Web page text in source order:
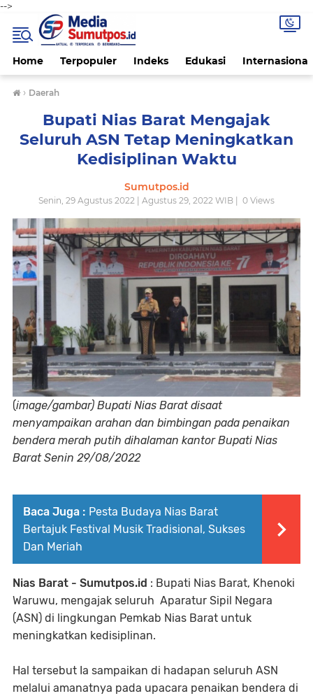
-->
Home Terpopuler Indeks Edukasi Internasional
› Daerah
Bupati Nias Barat Mengajak
Seluruh ASN Tetap Meningkatkan
Kedisiplinan Waktu
Sumutpos.id
Senin, 29 Agustus 2022 | Agustus 29, 2022 WIB | 0 Views
(image/gambar) Bupati Nias Barat disaat
menyampaikan arahan dan bimbingan pada penaikan
bendera merah putih dihalaman kantor Bupati Nias
Barat Senin 29/08/2022
Baca Juga : Pesta Budaya Nias Barat
Bertajuk Festival Musik Tradisional, Sukses
Dan Meriah
Nias Barat - Sumutpos.id : Bupati Nias Barat, Khenoki
Waruwu, mengajak seluruh Aparatur Sipil Negara
(ASN) di lingkungan Pemkab Nias Barat untuk
meningkatkan kedisiplinan.
Hal tersebut Ia sampaikan di hadapan seluruh ASN
melalui amanatnya pada upacara penaikan bendera di